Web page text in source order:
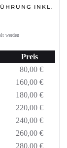
INKL.
werden
Preis
80,00 €
160,00 €
180,00 €
220,00 €
240,00 €
260,00 €
280,00 €